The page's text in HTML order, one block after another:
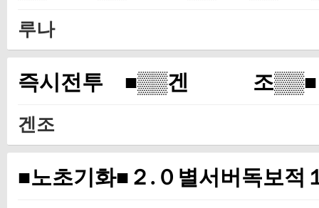
루나
즉시전투 ■▒▒겐 조▒▒■
겐조
■노초기화■２.０별서버독보